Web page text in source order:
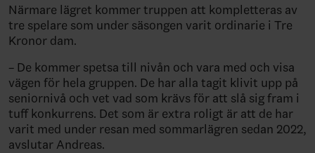
Närmare lägret kommer truppen att kompletteras av
tre spelare som under säsongen varit ordinarie i Tre
Kronor dam.
– De kommer spetsa till nivån och vara med och visa
vägen för hela gruppen. De har alla tagit klivit upp på
seniornivå och vet vad som krävs för att slå sig fram i
tuff konkurrens. Det som är extra roligt är att de har
varit med under resan med sommarlägren sedan 2022,
avslutar Andreas.